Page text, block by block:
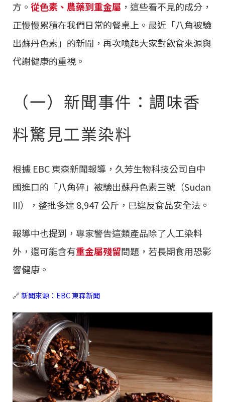
方。 從色素、農藥到重金屬 ，這些看不見的成分，
正慢慢累積在我們日常的餐桌上。最近「八角被驗
出蘇丹色素」的新聞，再次喚起大家對飲食來源與
代謝健康的重視。
（一）新聞事件：調味香
料驚見工業染料
根據 EBC 東森新聞報導，久芳生物科技公司自中
國進口的「八角碎」被驗出蘇丹色素三號（Sudan
III），整批多達 8,947 公斤，已違反食品安全法。
報導中也提到，專家警告這類產品除了人工染料
外，還可能含有重金屬殘留問題，若長期食用恐影
響健康。
🔗新聞來源：EBC 東森新聞